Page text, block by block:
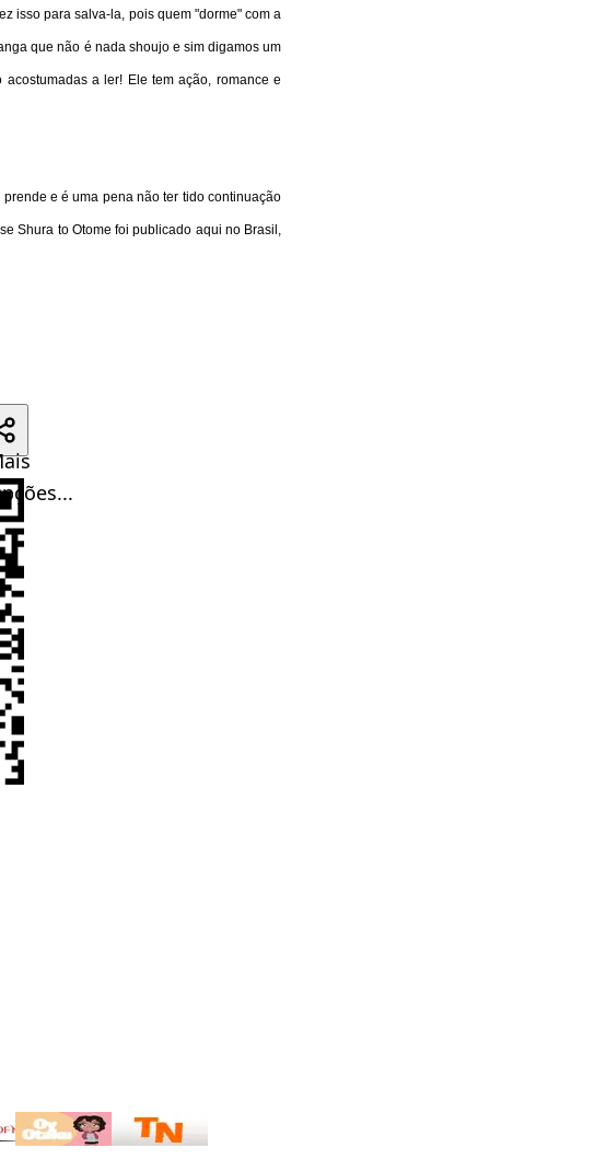
isso para salva-la, pois quem "dorme" com a
que não é nada shoujo e sim digamos um
a ler! Ele tem ação, romance e
e é uma pena não ter tido continuação
Shura to Otome foi publicado aqui no Brasil,